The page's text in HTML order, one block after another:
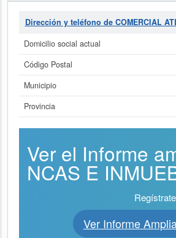
Dirección y teléfono de COMERCIAL
Domicilio social actual
Código Postal
Municipio
Provincia
Ver el Informe
NCAS E
Ver Informe